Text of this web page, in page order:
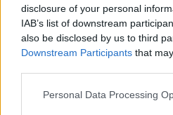
disclosure of your personal
IAB’s list of downstream
also be disclosed by us to third
Downstream Participants that
Personal Data Processing
Κ.Τ.Ε.Λ.
Ο.Σ.Ε.
Αρχ. Μουσείο